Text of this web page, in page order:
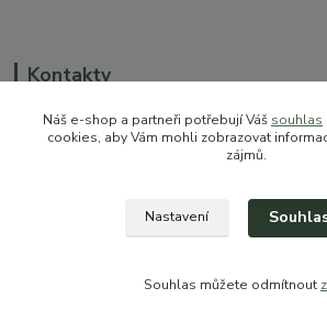
Kontakty
sales@prokytky.cz
Náš e-shop a partneři potřebují Váš souhlas
cookies, aby Vám mohli zobrazovat
zájmů.
Nastavení
Souhlas můžete odmítnout